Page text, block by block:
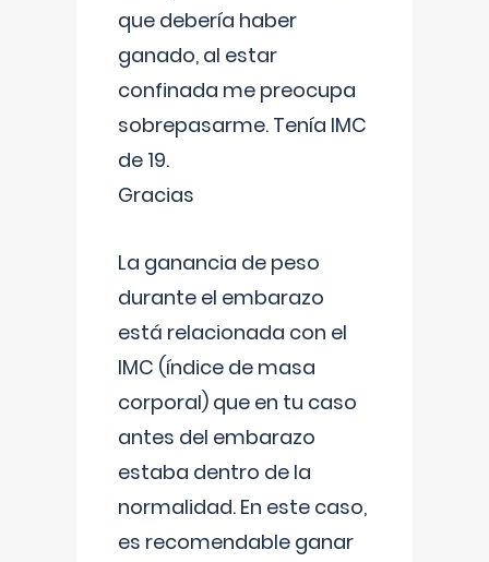
que debería haber
ganado, al estar
confinada me preocupa
sobrepasarme. Tenía IMC
de 19.
Gracias
La ganancia de peso
durante el embarazo
está relacionada con el
IMC (índice de masa
corporal) que en tu caso
antes del embarazo
estaba dentro de la
normalidad. En este caso,
es recomendable ganar